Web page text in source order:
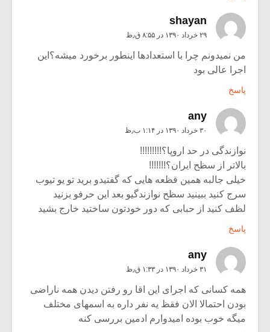
shayan
۲۹ خرداد ۱۳۹۰ در ۸:۵۵ ق٫ظ
من نمیدونم چرا با استعدادها اینطور برخورد میشه؟این
اجرا عالی بود
پاسخ
any
۳۰ خرداد ۱۳۹۰ در ۱:۱۴ ب٫ظ
نوازندگی در حد اروپا؟!!!!!!!!!
بالاتر از سظح ایران؟!!!!!!!
خیلی جالبه همین قظعه هایی که گفتیدو برید تو یو تیوب
سرج کنید ببینید سظح نوازندگیو بعد این حرفو بزنید
لظف کنید از حبابی که دور خودتون ساختید خارج بشید
پاسخ
any
۳۱ خرداد ۱۳۹۰ در ۱:۳۳ ق٫ظ
همه کسانی که اجرای این اقا رو رفتن دیدن همه ناراضی
بودن احتمالا الان فقظ یه نفر داره به اسمهای مختلف
میگه خوب بوده امیدوارم ادمین بررسی کنه